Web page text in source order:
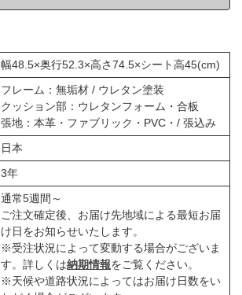
幅48.5×奥行52.3×高さ74.5×シート高45(cm)
フレーム：無垢材 / ウレタン塗装
クッション部：ウレタンフォーム・合板
張地：本革・ファブリック・PVC・/ 張込み
日本
3年
通常5週間～
ご注文確定後、お届け先地域による最短お届
け日をお知らせいたします。
※受注状況によって変動する場合がございま
す。詳しくは納期情報をご覧ください。
※天候や道路状況によってはお届け日数をい